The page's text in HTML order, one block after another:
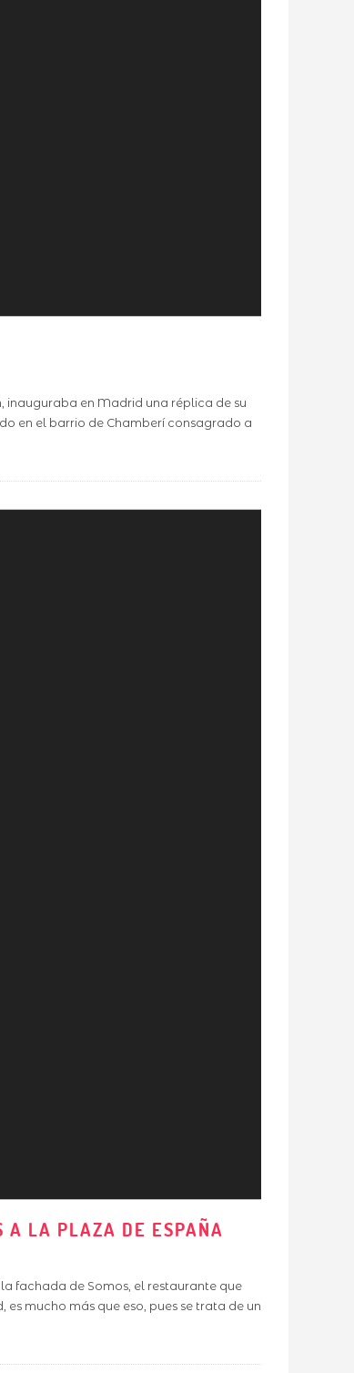
inauguraba en Madrid una réplica de su
en el barrio de Chamberí consagrado a
A LA PLAZA DE ESPAÑA
fachada de Somos, el restaurante que
mucho más que eso, pues se trata de un